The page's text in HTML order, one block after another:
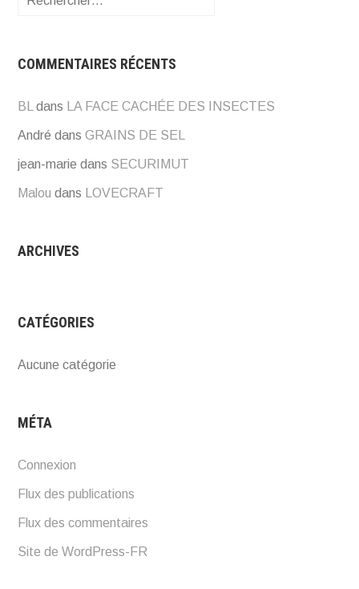
COMMENTAIRES RÉCENTS
BL dans LA FACE CACHÉE DES INSECTES
André dansGRAINS DE SEL
jean-marie dans SECURIMUT
Malou dans LOVECRAFT
ARCHIVES
CATÉGORIES
Aucune catégorie
MÉTA
Connexion
Flux des publications
Flux des commentaires
Site de WordPress-FR